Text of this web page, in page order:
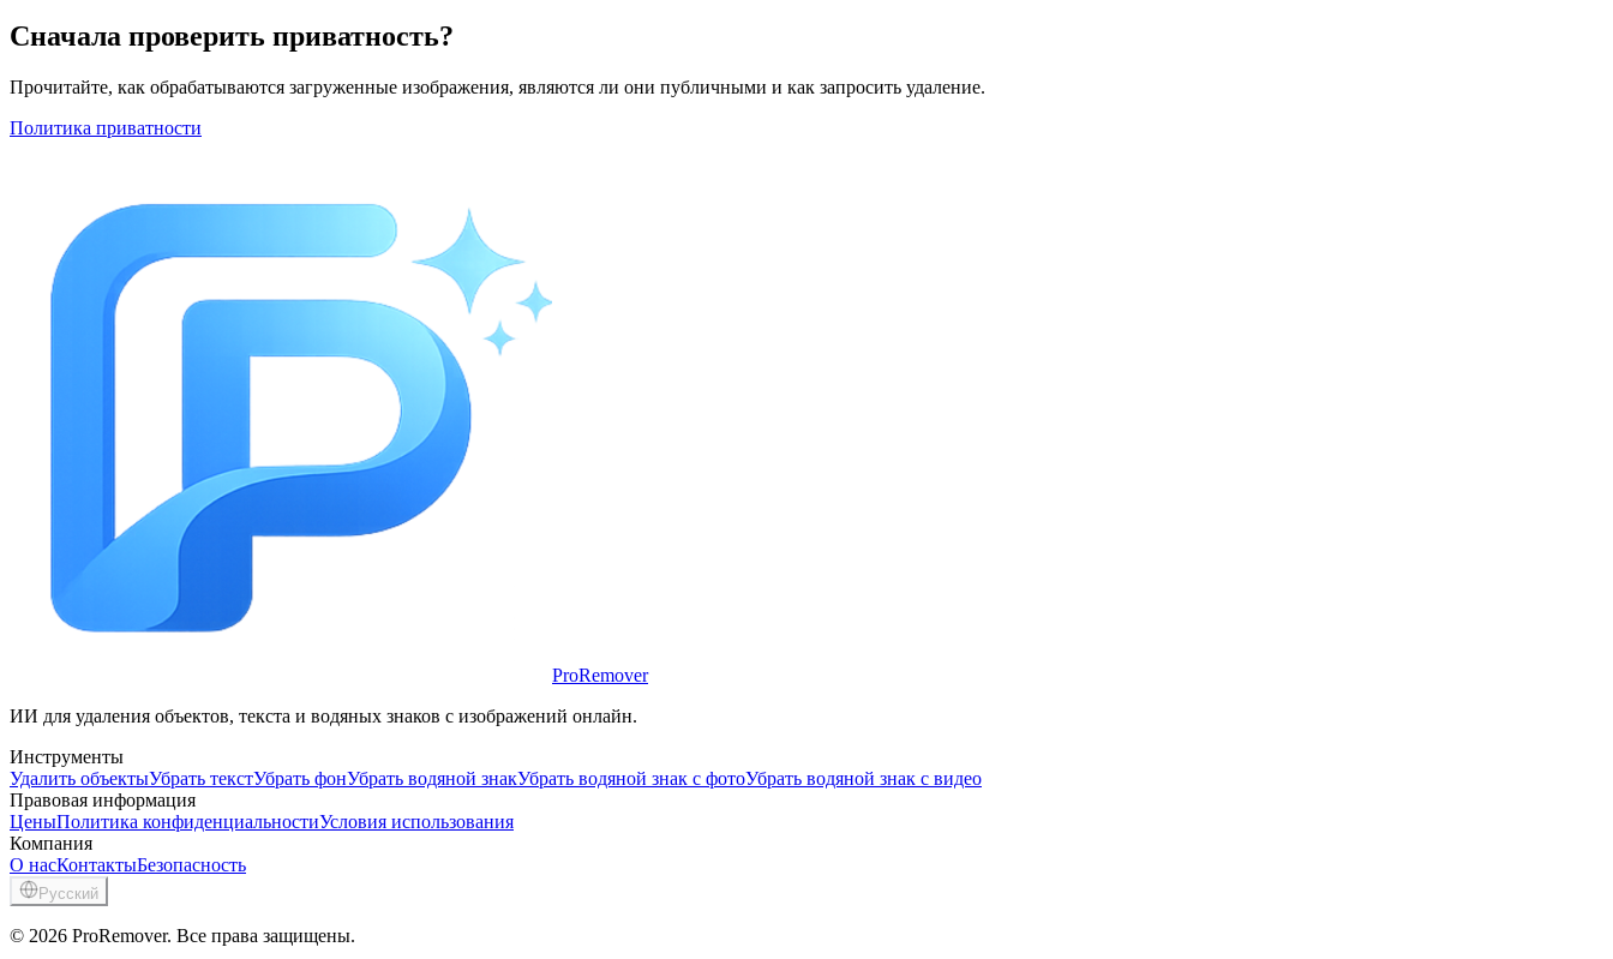
Сначала проверить приватность?
Прочитайте, как обрабатываются загруженные изображения, являются ли они публичными и как запросить удаление.
Политика приватности
ProRemover
ИИ для удаления объектов, текста и водяных знаков с изображений онлайн.
Инструменты
Удалить объектыУбрать текстУбрать фонУбрать водяной знакУбрать водяной знак с фотоУбрать водяной знак с видео
Правовая информация
ЦеныПолитика конфиденциальностиУсловия использования
Компания
О насКонтактыБезопасность
Русский
© 2026 ProRemover. Все права защищены.